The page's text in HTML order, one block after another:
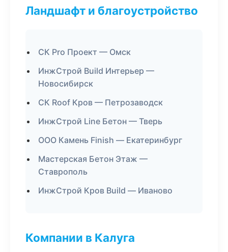
Ландшафт и благоустройство
СК Pro Проект — Омск
ИнжСтрой Build Интерьер —
Новосибирск
СК Roof Кров — Петрозаводск
ИнжСтрой Line Бетон — Тверь
ООО Камень Finish — Екатеринбург
Мастерская Бетон Этаж —
Ставрополь
ИнжСтрой Кров Build — Иваново
Компании в Калуга